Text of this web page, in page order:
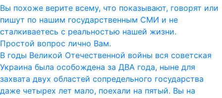
Вы похоже верите всему, что показывают, говорят или
пишут по нашим государственным СМИ и не
сталкиваетесь с реальностью нашей жизни.
Простой вопрос лично Вам.
В годы Великой Отечественной войны вся советская
Украина была особождена за ДВА года, ныне для
захвата двух областей сопредельного государства
даже четырех лет мало, поехали на пятый. Вы на